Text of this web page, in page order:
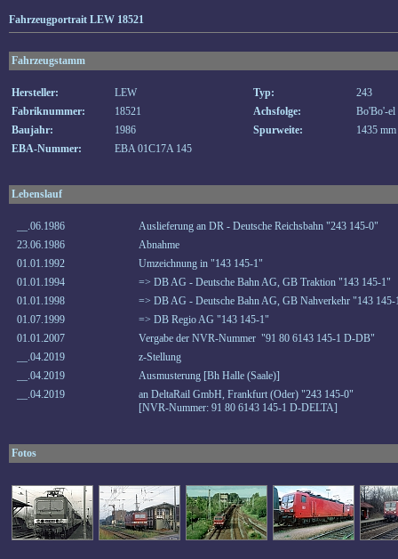
Fahrzeugportrait LEW 18521
Fahrzeugstamm
Hersteller: LEW Typ:
243
Fabriknummer:
18521 Achsfolge:
Bo'Bo'-el
Baujahr:
1986 Spurweite:
1435 mm
EBA-Nummer:
EBA 01C17A 145
Lebenslauf
__.06.1986
Auslieferung an DR - Deutsche Reichsbahn "243 145-0"
23.06.1986
Abnahme
01.01.1992
Umzeichnung in "143 145-1"
01.01.1994
=> DB AG - Deutsche Bahn AG, GB Traktion "143 145-1"
01.01.1998
=> DB AG - Deutsche Bahn AG, GB Nahverkehr "143 145-
01.07.1999
=> DB Regio AG "143 145-1"
01.01.2007
Vergabe der NVR-Nummer "91 80 6143 145-1 D-DB"
__.04.2019
z-Stellung
__.04.2019
Ausmusterung [Bh Halle (Saale)]
__.04.2019
an DeltaRail GmbH, Frankfurt (Oder) "243 145-0"
[NVR-Nummer: 91 80 6143 145-1 D-DELTA]
Fotos